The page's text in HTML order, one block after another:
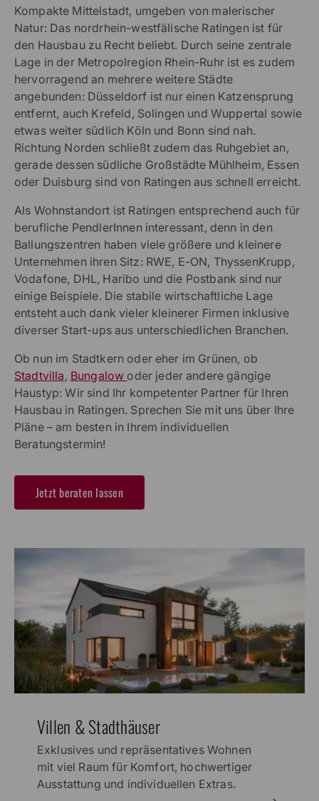
Kompakte Mittelstadt, umgeben von malerischer
Natur: Das nordrhein-westfälische Ratingen ist für
den Hausbau zu Recht beliebt. Durch seine zentrale
Lage in der Metropolregion Rhein-Ruhr ist es zudem
hervorragend an mehrere weitere Städte
angebunden: Düsseldorf ist nur einen Katzensprung
entfernt, auch Krefeld, Solingen und Wuppertal sowie
etwas weiter südlich Köln und Bonn sind nah.
Richtung Norden schließt zudem das Ruhgebiet an,
gerade dessen südliche Großstädte Mühlheim, Essen
oder Duisburg sind von Ratingen aus schnell erreicht.
Als Wohnstandort ist Ratingen entsprechend auch für
berufliche PendlerInnen interessant, denn in den
Ballungszentren haben viele größere und kleinere
Unternehmen ihren Sitz: RWE, E-ON, ThyssenKrupp,
Vodafone, DHL, Haribo und die Postbank sind nur
einige Beispiele. Die stabile wirtschaftliche Lage
entsteht auch dank vieler kleinerer Firmen inklusive
diverser Start-ups aus unterschiedlichen Branchen.
Ob nun im Stadtkern oder eher im Grünen, ob
Stadtvilla, Bungalow oder jeder andere gängige
Haustyp: Wir sind Ihr kompetenter Partner für Ihren
Hausbau in Ratingen. Sprechen Sie mit uns über Ihre
Pläne – am besten in Ihrem individuellen
Beratungstermin!
Jetzt beraten lassen
Villen & Stadthäuser
Exklusives und repräsentatives Wohnen
mit viel Raum für Komfort, hochwertiger
Ausstattung und individuellen Extras.